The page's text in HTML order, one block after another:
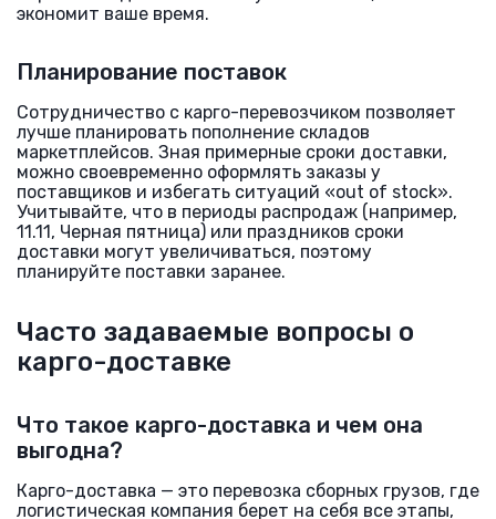
экономит ваше время.
Планирование поставок
Сотрудничество с карго-перевозчиком позволяет
лучше планировать пополнение складов
маркетплейсов. Зная примерные сроки доставки,
можно своевременно оформлять заказы у
поставщиков и избегать ситуаций «out of stock».
Учитывайте, что в периоды распродаж (например,
11.11, Черная пятница) или праздников сроки
доставки могут увеличиваться, поэтому
планируйте поставки заранее.
Часто задаваемые вопросы о
карго-доставке
Что такое карго-доставка и чем она
выгодна?
Карго-доставка — это перевозка сборных грузов, где
логистическая компания берет на себя все этапы,